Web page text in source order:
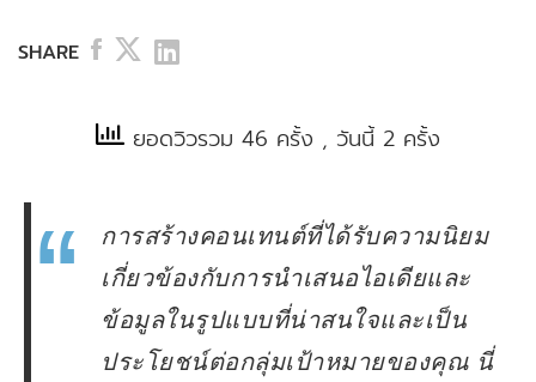
SHARE
ยอดวิวรวม 46 ครั้ง , วันนี้ 2 ครั้ง
การสร้างคอนเทนต์ที่ได้รับความนิยม
เกี่ยวข้องกับการนำเสนอไอเดียและ
ข้อมูลในรูปแบบที่น่าสนใจและเป็น
ประโยชน์ต่อกลุ่มเป้าหมายของคุณ นี่